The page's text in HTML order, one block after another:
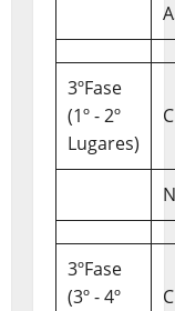
3ºFase
(1º - 2º
Lugares)
3ºFase
(3º - 4º